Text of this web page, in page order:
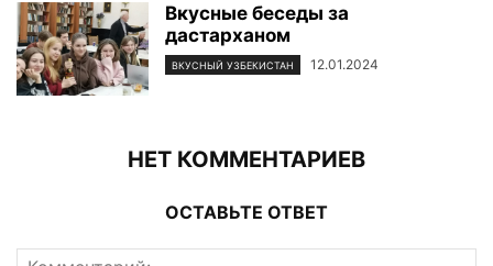
Вкусные беседы за
дастарханом
ВКУСНЫЙ УЗБЕКИСТАН 12.01.2024
НЕТ КОММЕНТАРИЕВ
ОСТАВЬТЕ ОТВЕТ